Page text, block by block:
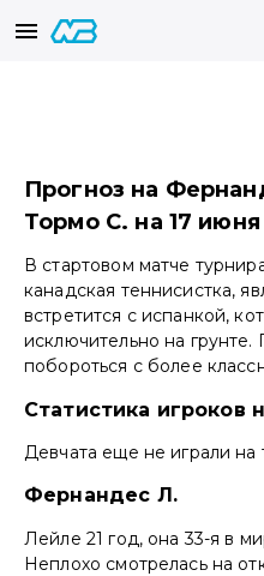
Прогноз на
Тормо С. на 17
В стартовом матче
канадская теннисистка,
встретится с испанкой,
исключительно на грунте.
побороться с более
Статистика игроков
Девчата еще не играли
Фернандес Л.
Лейле 21 год, она 33-я в
Неплохо смотрелась на